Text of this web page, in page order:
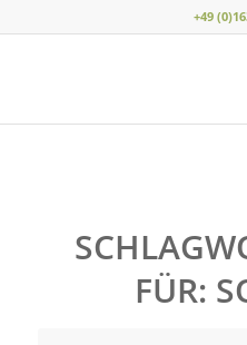
+49
FÜR: